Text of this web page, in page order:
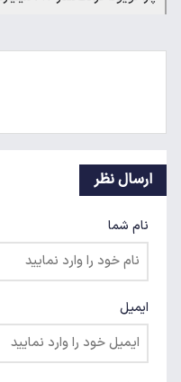
ارسال نظر
نام شما
ایمیل